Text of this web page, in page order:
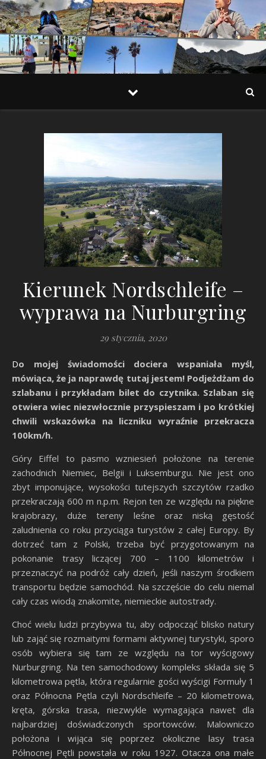
Kierunek Nordschleife –
wyprawa na Nurburgring
29 stycznia, 2020
Do mojej świadomości dociera wspaniała myśl,
mówiąca, że ja naprawdę tutaj jestem! Podjeżdżam do
szlabanu i przykładam bilet do czytnika. Szlaban się
otwiera wiec niezwłocznie przyspieszam i po krótkiej
chwili wskazówka na liczniku wyraźnie przekracza
100km/h.
Góry Eiffel to pasmo wzniesień położone na terenie
zachodnich Niemiec, Belgii i Luksemburgu. Nie jest ono
zbyt imponujące, wysokości tutejszych szczytów rzadko
przekraczają 600 m n.p.m. Rejon ten ze względu na piękne
krajobrazy, duże tereny leśne oraz niską gęstość
zaludnienia co roku przyciąga turystów z całej Europy. By
dotrzeć tam z Polski, trzeba być przygotowanym na
pokonanie trasy liczącej 700 – 1100 kilometrów i
przeznaczyć na podróż cały dzień, jeśli naszym środkiem
transportu będzie samochód. Na szczęście do celu niemal
cały czas wiodą znakomite, niemieckie autostrady.
Choć wielu ludzi przybywa tu, aby odpocząć blisko natury
lub zająć się rozmaitymi formami aktywnej turystyki, sporo
osób wybiera się tam ze względu na tor wyścigowy
Nurburgring. Na ten samochodowy kompleks składa się 5
kilometrowa pętla, która regularnie gości wyścigi Formuły 1
oraz Północna Pętla czyli Nordschleife – 20 kilometrowa,
kręta, górska trasa, niezwykle wymagająca nawet dla
najbardziej doświadczonych sportowców. Malowniczo
położona i wijąca się poprzez okoliczne lasy trasa
Północnej Pętli powstała w roku 1927. Otacza ona małe